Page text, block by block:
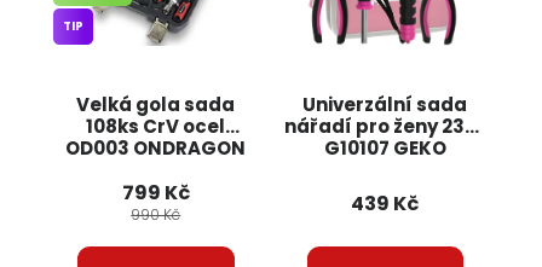
Velká gola sada
108ks CrV ocel
OD003 ONDRAGON
TIP
799 Kč
990 Kč
Univerzální sada
nářadí pro ženy 23ks
G10107 GEKO
439 Kč